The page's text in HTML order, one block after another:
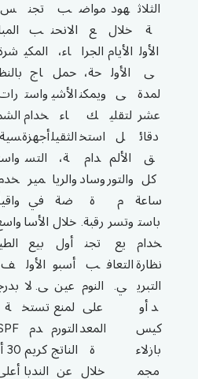
الثلاث
ة
الأول
ى
لمدة
عشر
دقائ
ق
كل
ساعة
باست
خدام
نظارة
التبري
د أو
كيس
بازلاء
مجم
هود
خلال
الأيام
الأول
ى
لتقلي
ل
الألم
والتور
م
وتسر
يع
التعاف
ي.
مواض
ع
الجرا
حة،
ويمكن
ك
استخ
دام
وساد
ة
رقبة.
تجن
ب
النوم
على
المعد
ة
خلال
ب
الانحن
اء،
حمل
الأشي
اء
الثقيل
ة،
والريا
ضة
خلال
أول
أسبو
عين
لمنع
التورم
الناتج
عن
تجن
ب
المكي
اج
واست
خدام
أجهزة
التس
مير
في
الأسا
بيع
الأول
ى. لا
تستخ
دم
كريم
الندبا
س
ف
ة